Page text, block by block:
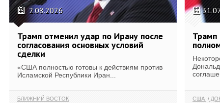
2.08.2026
Трамп отменил удар по Ирану после
согласования основных условий
сделки
«США полностью готовы к действиям против
Исламской Республики Иран...
БЛИЖНИЙ ВОСТОК
Трамп
США